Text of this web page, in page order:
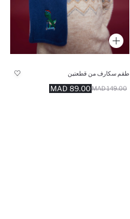
طقم سكارف من قطعتين
89.00 MAD 149.00 MAD